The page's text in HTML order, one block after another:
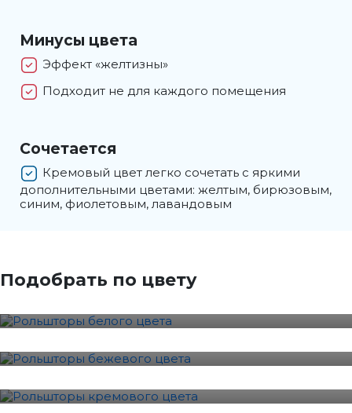
Минусы цвета
Эффект «желтизны»
Подходит не для каждого помещения
Сочетается
Кремовый цвет легко сочетать с яркими
дополнительными цветами: желтым, бирюзовым,
синим, фиолетовым, лавандовым
Подобрать по цвету
Белый
Бежевый
Кремовый
Песочный